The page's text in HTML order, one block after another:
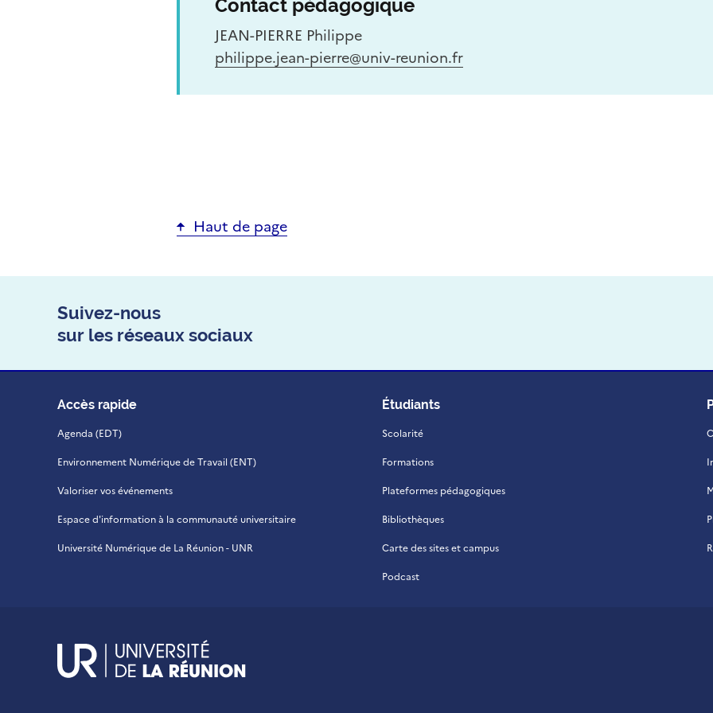
Contact pédagogique
JEAN-PIERRE Philippe
philippe.jean-pierre@univ-reunion.fr
Haut de page
Suivez-nous
sur les réseaux sociaux
Accès rapide
Agenda (EDT)
Environnement Numérique de Travail (ENT)
Valoriser vos événements
Espace d'information à la communauté universitaire
Université Numérique de La Réunion - UNR
Étudiants
Scolarité
Formations
Plateformes pédagogiques
Bibliothèques
Carte des sites et campus
Podcast